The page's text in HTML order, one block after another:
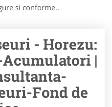
si conforme..
- Horezu:
|
Fond de